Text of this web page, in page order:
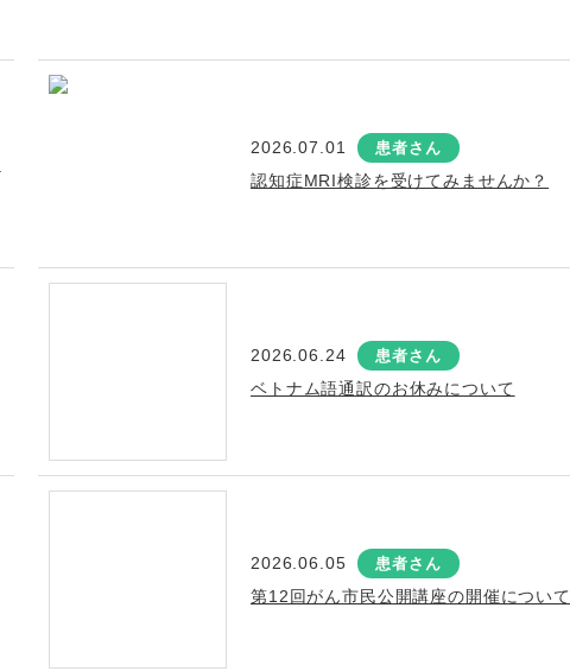
2026.07.01 患者さん
認知症MRI検診を受けてみませんか？
2026.06.24 患者さん
ベトナム語通訳のお休みについて
2026.06.05 患者さん
第12回がん市民公開講座の開催について